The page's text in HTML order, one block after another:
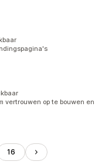
vertrouwen op te bouwen en
16